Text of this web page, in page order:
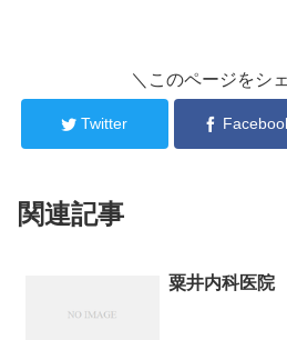
＼このページをシ
Twitter
関連記事
粟井内科医院